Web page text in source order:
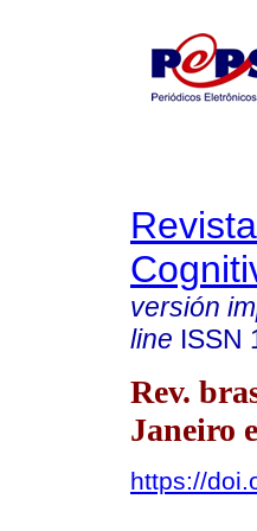
versión
line ISSN
Rev.
Janeiro
https://